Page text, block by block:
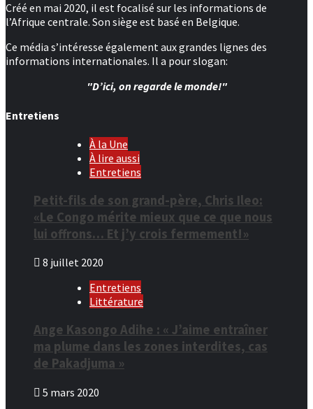
Créé en mai 2020, il est focalisé sur les informations de
l’Afrique centrale. Son siège est basé en Belgique.
Ce média s’intéresse également aux grandes lignes des
informations internationales. Il a pour slogan:
"D’ici, on regarde le monde!"
Entretiens
À la Une
À lire aussi
Entretiens
Petit-fils de son grand-père, Chris Ileo:
«Le Congo mérite mieux que ce que nous
lui offrons… Et j’y crois fermement!»
8 juillet 2020
Entretiens
Littérature
Ange Kasongo Adihe : « J’aime entraîner
ma plume dans les zones interdites, cas
de Pakadjuma »
5 mars 2020